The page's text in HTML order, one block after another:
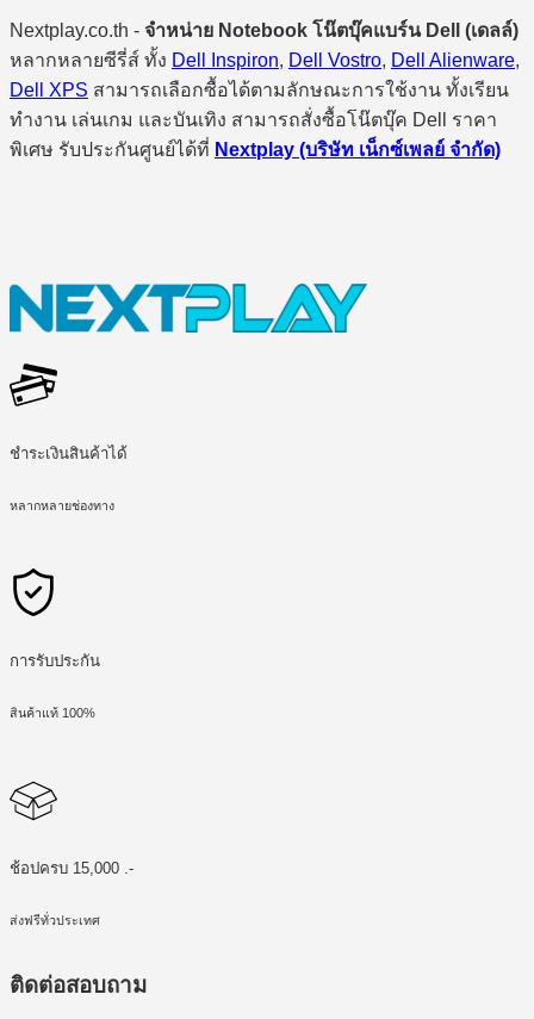
Nextplay.co.th - จำหน่าย Notebook โน๊ตบุ๊คแบร์น Dell (เดลล์)
หลากหลายซีรี่ส์ ทั้ง Dell Inspiron, Dell Vostro, Dell Alienware,
Dell XPS สามารถเลือกซื้อได้ตามลักษณะการใช้งาน ทั้งเรียน
ทำงาน เล่นเกม และบันเทิง สามารถสั่งซื้อโน๊ตบุ๊ค Dell ราคา
พิเศษ รับประกันศูนย์ได้ที่ Nextplay (บริษัท เน็กซ์เพลย์ จำกัด)
ชำระเงินสินค้าได้
หลากหลายช่องทาง
การรับประกัน
สินค้าแท้ 100%
ช้อปครบ 15,000 .-
ส่งฟรีทั่วประเทศ
ติดต่อสอบถาม